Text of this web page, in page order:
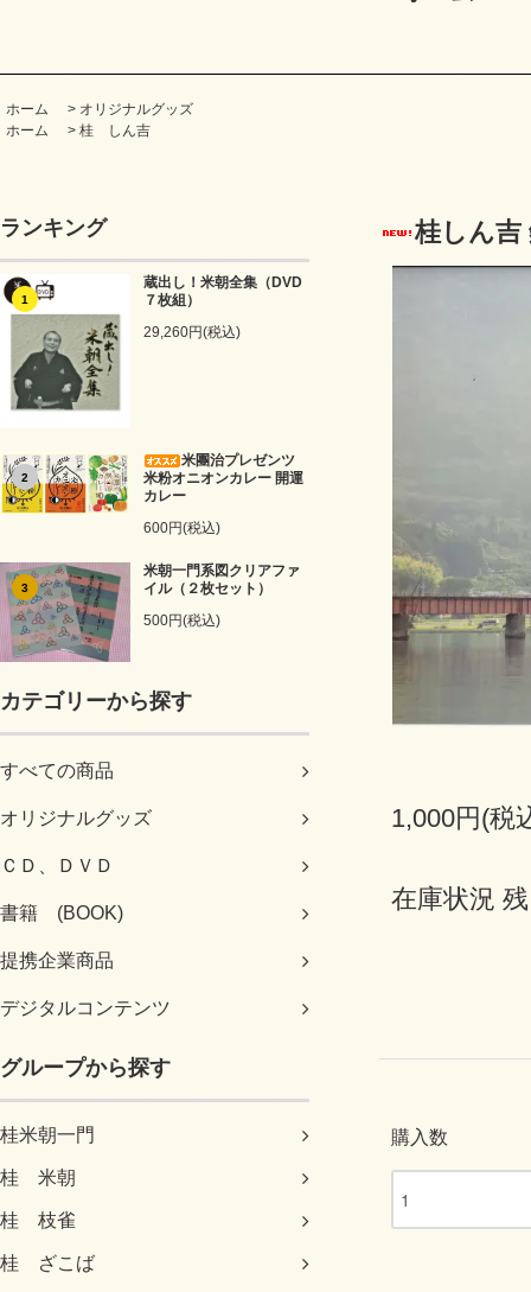
ホーム > オリジナルグッズ
ホーム
> 桂 しん吉
ランキング
1
蔵出し！米朝全集（DVD
７枚組）
29,260円(税込)
2
米團治プレゼンツ
米粉オニオンカレー 開運
カレー
600円(税込)
3
米朝一門系図クリアファ
イル（２枚セット）
500円(税込)
カテゴリーから探す
すべての商品
オリジナルグッズ
ＣＤ、ＤＶＤ
書籍 (BOOK)
提携企業商品
デジタルコンテンツ
グループから探す
桂米朝一門
桂 米朝
桂 枝雀
桂 ざこば
桂しん吉
1,000円(税
在庫状況
購入数